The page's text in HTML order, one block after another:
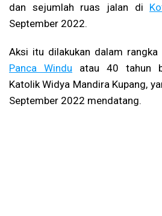
dan sejumlah ruas jalan di
September 2022.
Aksi itu dilakukan dalam rangka
Panca Windu atau 40 tahun
Katolik Widya Mandira Kupang,
September 2022 mendatang.